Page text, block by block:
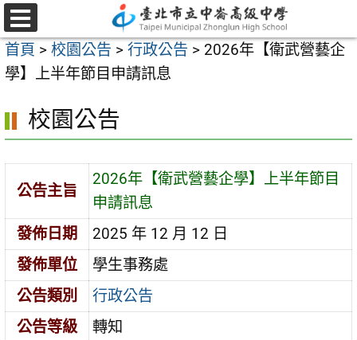
跳
至
主
要
容
選
單
首頁 > 校園公告 > 行政公告 > 2026年【衛武營藝企
學】上半年節目申請訊息
校園公告
公告主旨
2026年【衛武營藝企學】上半年節目
申請訊息
發佈日期
2025 年 12 月 12 日
發佈單位
學生事務處
公告類別
行政公告
公告等級
轉知